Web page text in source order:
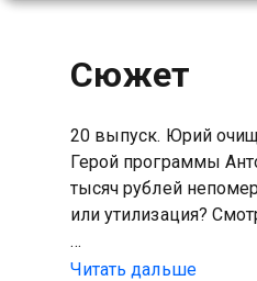
Сюжет
20 выпуск. Юрий
Герой программы
тысяч рублей
или утилизация?
Посмотреть онлайн 6
Читать дальше